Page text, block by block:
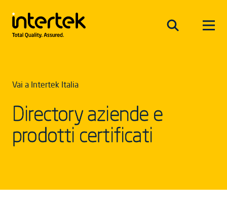
Vai a Intertek Italia
Directory aziende e
prodotti certificati